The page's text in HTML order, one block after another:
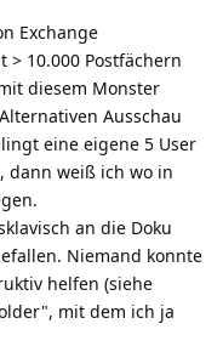
Exchange
10.000 Postfächern
diesem Monster
Ausschau
eine eigene 5 User
dann weiß ich wo in
an die Doku
Niemand konnte
helfen (siehe
mit dem ich ja